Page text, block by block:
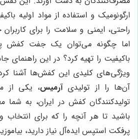
ارگونومیک و استفاده از مواد اولیه
راحتی، ایمنی و سلامت را برای
اما چگونه می‌توان یک جفت کفش
باکیفیت را تهیه کرد؟ در این راهنمای
ویژگی‌های کلیدی این کفش‌ها آشنا
آن‌ها را از تولیدیآرمیس، یکی از
تولیدکنندگان کفش در ایران، به شما
باشید تا هر آنچه را که برای
پرفکت استپس ایده‌آل نیاز دارید،